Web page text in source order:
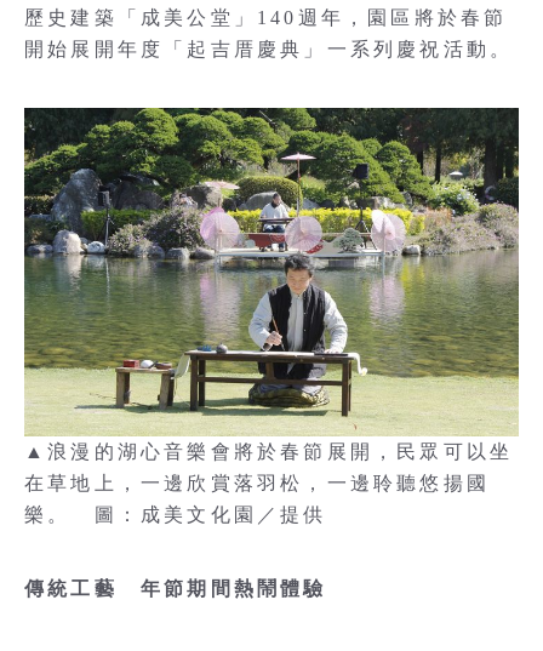
歷史建築「成美公堂」140週年，園區將於春節
開始展開年度「起吉厝慶典」一系列慶祝活動。
▲浪漫的湖心音樂會將於春節展開，民眾可以坐
在草地上，一邊欣賞落羽松，一邊聆聽悠揚國
樂。 圖：成美文化園／提供
傳統工藝 年節期間熱鬧體驗